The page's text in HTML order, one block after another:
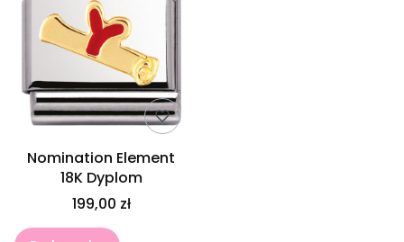
Nomination Element
18K Dyplom
199,00 zł